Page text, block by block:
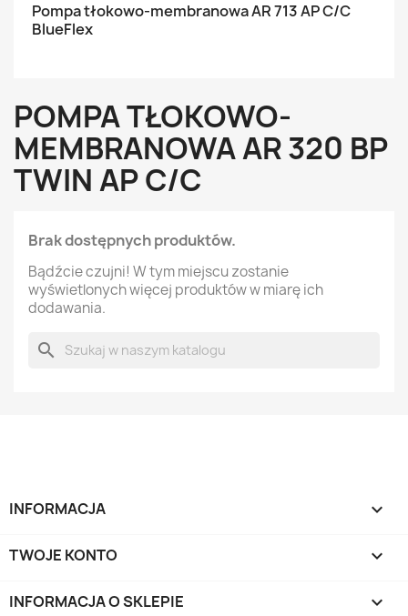
Pompa tłokowo-membranowa AR 713 AP C/C
BlueFlex
POMPA TŁOKOWO-
MEMBRANOWA AR 320 BP
TWIN AP C/C
Brak dostępnych produktów.
Bądźcie czujni! W tym miejscu zostanie
wyświetlonych więcej produktów w miarę ich
dodawania.
search
INFORMACJA 
TWOJE KONTO 
INFORMACJA O SKLEPIE keyboard_arrow_down